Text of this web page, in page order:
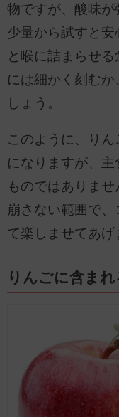
物ですが、酸味が
少量から試すと
と喉に詰まらせ
には細かく刻む
しょう。
このように、り
になりますが、
ものではありま
崩さない範囲で
て楽しませてあげ
りんごに含ま